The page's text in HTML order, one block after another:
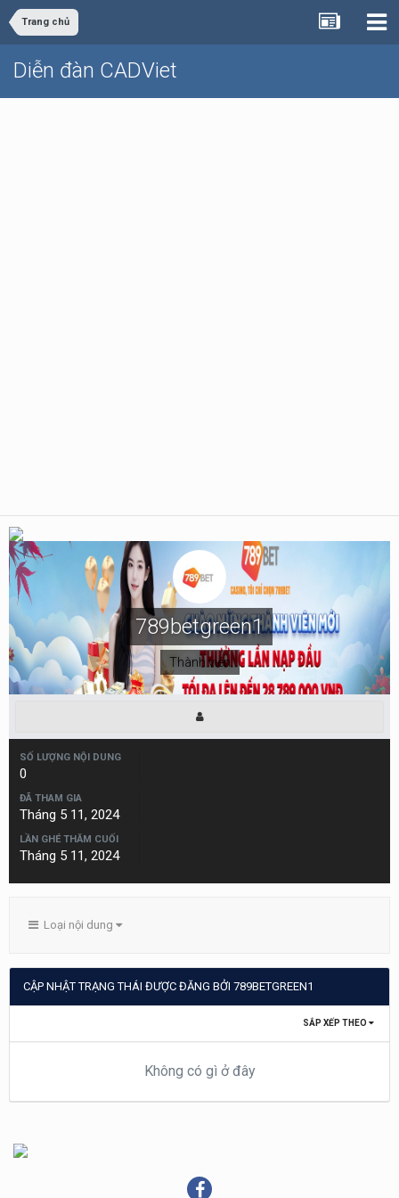
Trang chủ
Diễn đàn CADViet
789betgreen1
Thành viên
SỐ LƯỢNG NỘI DUNG
0
ĐÃ THAM GIA
Tháng 5 11, 2024
LẦN GHÉ THĂM CUỐI
Tháng 5 11, 2024
Loại nội dung
CẬP NHẬT TRẠNG THÁI ĐƯỢC ĐĂNG BỞI 789BETGREEN1
SẮP XẾP THEO
Không có gì ở đây